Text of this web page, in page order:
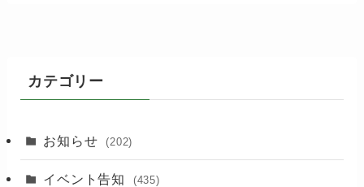
カテゴリー
お知らせ (202)
イベント告知 (435)